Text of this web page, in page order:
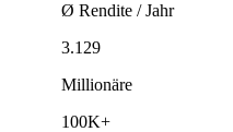
Ø Rendite / Jahr
3.129
Millionäre
100K+